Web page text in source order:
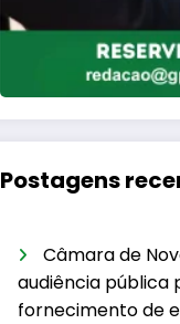
Postagens
Câmara de
audiência pública
fornecimento de